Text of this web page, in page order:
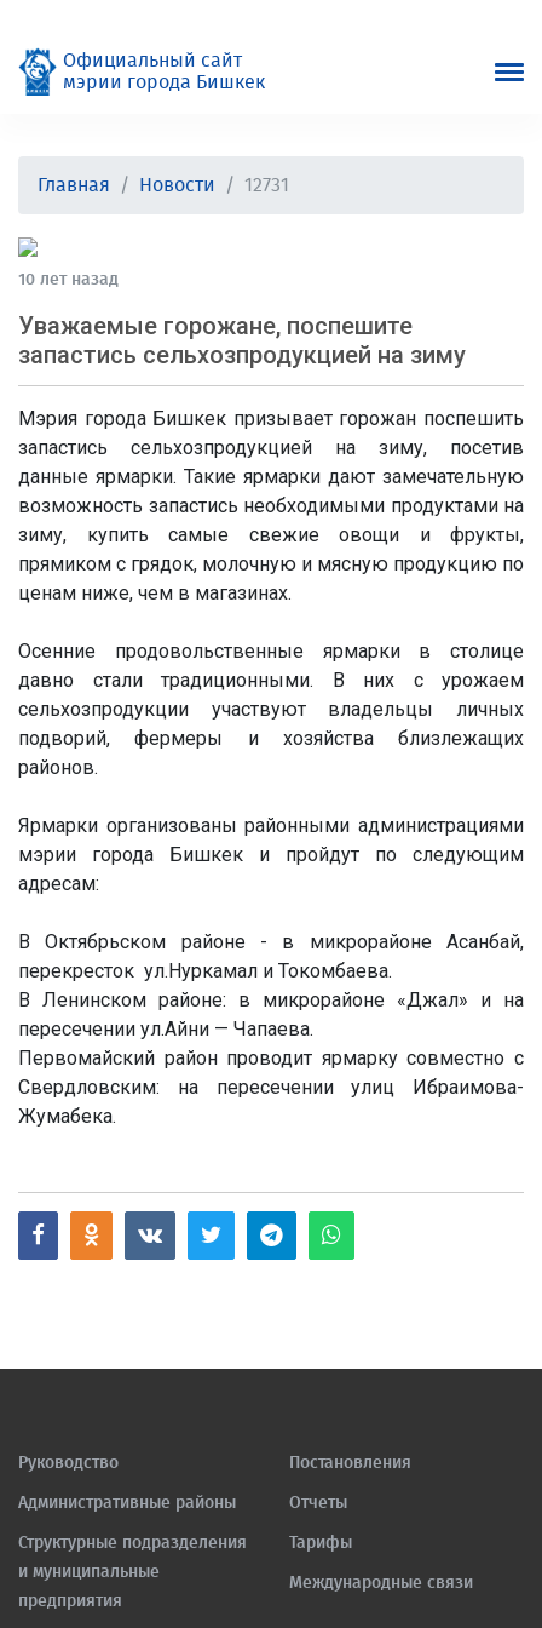
Официальный сайт
мэрии города Бишкек
Главная Новости 12731
10 лет назад
Уважаемые горожане, поспешите
запастись сельхозпродукцией на зиму
Мэрия города Бишкек призывает горожан поспешить
запастись сельхозпродукцией на зиму, посетив
данные ярмарки. Такие ярмарки дают замечательную
возможность запастись необходимыми продуктами на
зиму, купить самые свежие овощи и фрукты,
прямиком с грядок, молочную и мясную продукцию по
ценам ниже, чем в магазинах.
Осенние продовольственные ярмарки в столице
давно стали традиционными. В них с урожаем
сельхозпродукции участвуют владельцы личных
подворий, фермеры и хозяйства близлежащих
районов.
Ярмарки организованы районными администрациями
мэрии города Бишкек и пройдут по следующим
адресам:
В Октябрьском районе - в микрорайоне Асанбай,
перекресток ул.Нуркамал и Токомбаева.
В Ленинском районе: в микрорайоне «Джал» и на
пересечении ул.Айни — Чапаева.
Первомайский район проводит ярмарку совместно с
Свердловским: на пересечении улиц Ибраимова-
Жумабека.
Руководство
Административные районы
Структурные подразделения
и муниципальные
предприятия
Постановления
Отчеты
Тарифы
Международные связи